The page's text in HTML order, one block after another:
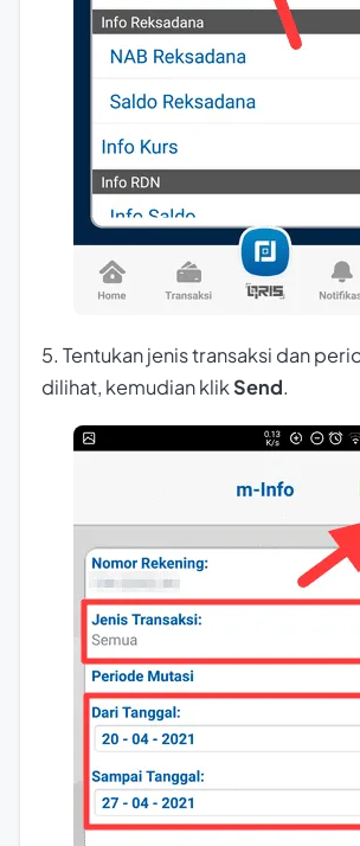
5. Tentukan jenis transaksi dan
dilihat, kemudian klik Send.